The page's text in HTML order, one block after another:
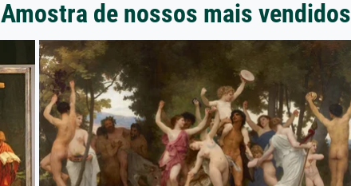
Amostra de nossos mais vendidos